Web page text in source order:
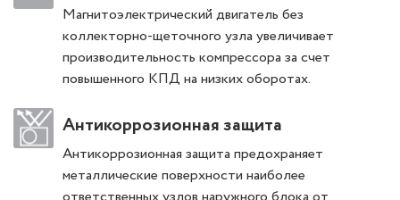
Магнитоэлектрический двигатель без
коллекторно-щеточного узла увеличивает
производительность компрессора за счет
повышенного КПД на низких оборотах.
Антикоррозионная защита
Антикоррозионная защита предохраняет
металлические поверхности наиболее